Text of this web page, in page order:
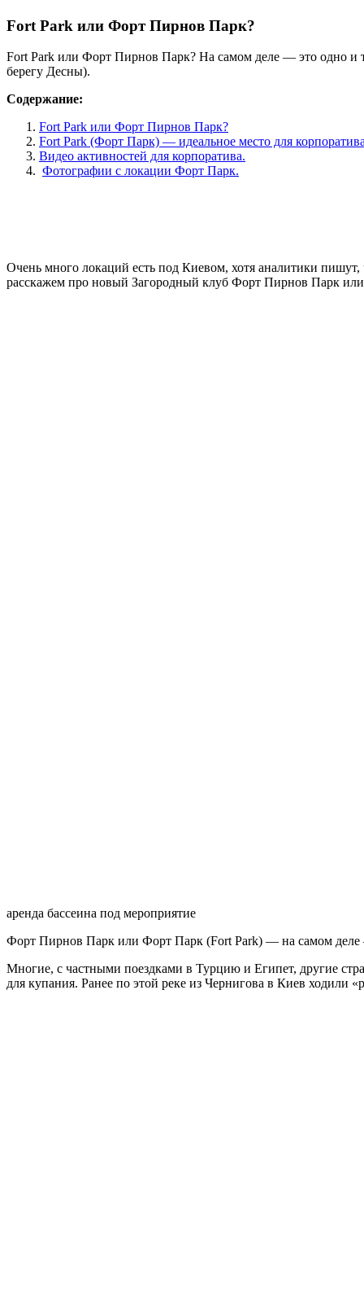
Fort Park или Форт Пирнов Парк?
Fort Park или Форт Пирнов Парк? На самом деле — это одно и
берегу Десны).
Содержание:
Fort Park или Форт Пирнов Парк?
Fort Park (Форт Парк) — идеальное место для
Видео активностей для корпоратива.
Фотографии с локации Форт Парк.
Очень много локаций есть под Киевом, хотя аналитики пишут,
расскажем про новый Загородный клуб Форт Пирнов Парк
аренда бассеина под мероприятие
Форт Пирнов Парк или Форт Парк (Fort Park) — на самом деле
Многие, с частными поездками в Турцию и Египет, другие
для купания. Ранее по этой реке из Чернигова в Киев ходили